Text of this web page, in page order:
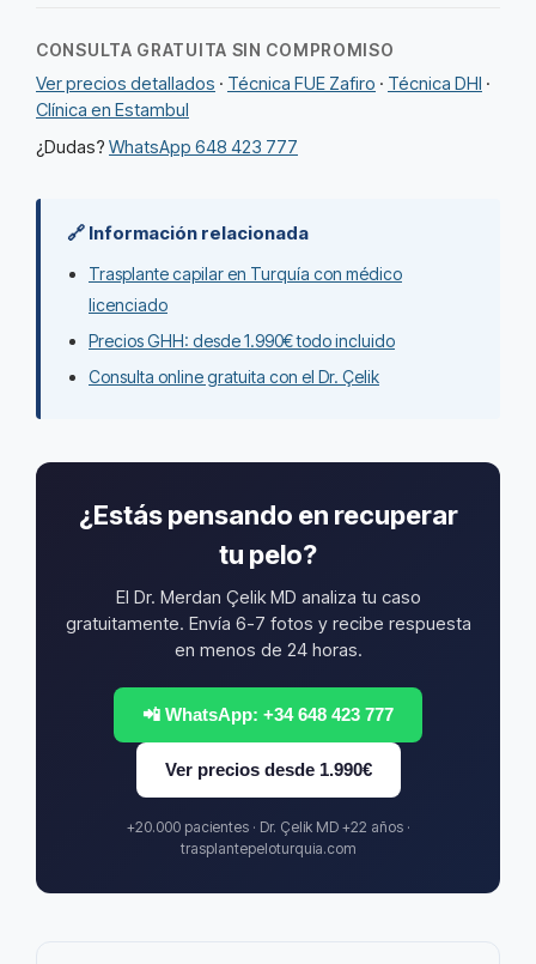
CONSULTA GRATUITA SIN COMPROMISO
Ver precios detallados · Técnica FUE Zafiro · Técnica DHI ·
Clínica en Estambul
¿Dudas? WhatsApp 648 423 777
🔗 Información relacionada
Trasplante capilar en Turquía con médico
licenciado
Precios GHH: desde 1.990€ todo incluido
Consulta online gratuita con el Dr. Çelik
¿Estás pensando en recuperar
tu pelo?
El Dr. Merdan Çelik MD analiza tu caso
gratuitamente. Envía 6-7 fotos y recibe respuesta
en menos de 24 horas.
📲 WhatsApp: +34 648 423 777
Ver precios desde 1.990€
+20.000 pacientes · Dr. Çelik MD +22 años ·
trasplantepeloturquia.com